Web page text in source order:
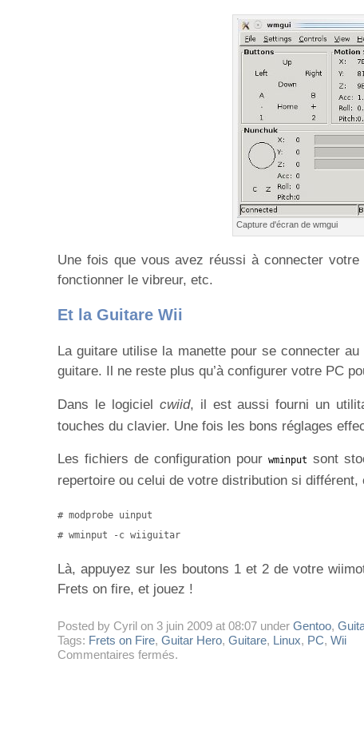
Capture d'écran de wmgui
Une fois que vous avez réussi à connecter
fonctionner le vibreur, etc.
Et la Guitare Wii
La guitare utilise la manette pour se connecter
guitare. Il ne reste plus qu’à configurer votre PC
Dans le logiciel cwiid, il est aussi fourni un
touches du clavier. Une fois les bons réglages
Les fichiers de configuration pourwminput sont
repertoire ou celui de votre distribution si différent,
# modprobe uinput
# wminput -c wiiguitar
Là, appuyez sur les boutons 1 et 2 de votre
Frets on fire, et jouez !
Posted by Cyril on 3 juin 2009 at 08:07 under Gentoo,
Tags: Frets on Fire, Guitar Hero, Guitare, Linux, PC, Wii
Commentaires fermés.